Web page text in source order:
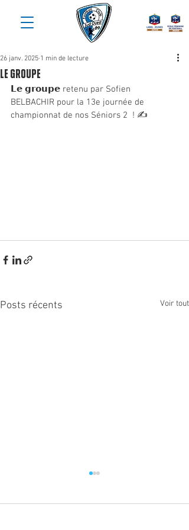
le groupe
26 janv. 2025 1 min de lecture
𝗟𝗲 𝗴𝗿𝗼𝘂𝗽𝗲 retenu par Sofien
BELBACHIR pour la 13e journée de
championnat de nos Séniors 2  ! ✍️
Posts récents Voir tout